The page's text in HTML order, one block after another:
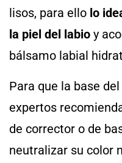
lisos, para ello lo
la piel del labio y
bálsamo labial
Para que la base
expertos
de corrector o de
neutralizar su color